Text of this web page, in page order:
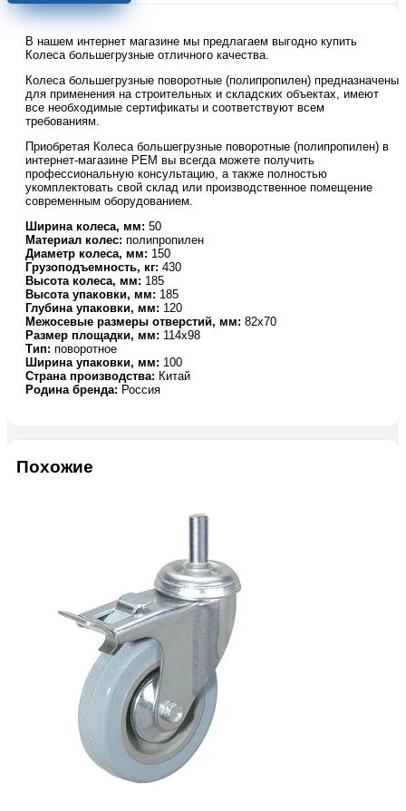
поворотное
SCdn
63
150
мм
полипропиленовое
В нашем интернет магазине мы предлагаем выгодно купить
Колеса большегрузные отличного качества.
Колеса большегрузные поворотные (полипропилен) предназначены
для применения на строительных и складских объектах, имеют
все необходимые сертификаты и соответствуют всем
требованиям.
Приобретая Колеса большегрузные поворотные (полипропилен) в
интернет-магазине РЕМ вы всегда можете получить
профессиональную консультацию, а также полностью
укомплектовать свой склад или производственное помещение
современным оборудованием.
Ширина колеса, мм: 50
Материал колес: полипропилен
Диаметр колеса, мм: 150
Грузоподъемность, кг: 430
Высота колеса, мм: 185
Высота упаковки, мм: 185
Глубина упаковки, мм: 120
Межосевые размеры отверстий, мм: 82х70
Размер площадки, мм: 114х98
Тип: поворотное
Ширина упаковки, мм: 100
Страна производства: Китай
Родина бренда: Россия
Похожие